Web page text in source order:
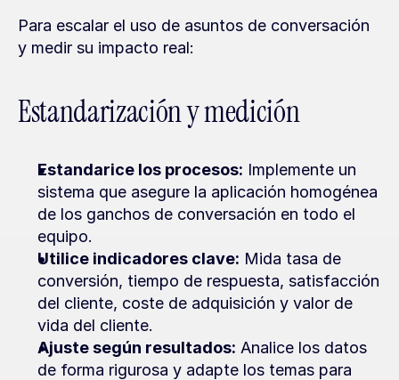
Para escalar el uso de asuntos de conversación
y medir su impacto real:
Estandarización y medición
Estandarice los procesos: Implemente un
sistema que asegure la aplicación homogénea
de los ganchos de conversación en todo el
equipo.
Utilice indicadores clave: Mida tasa de
conversión, tiempo de respuesta, satisfacción
del cliente, coste de adquisición y valor de
vida del cliente.
Ajuste según resultados: Analice los datos
de forma rigurosa y adapte los temas para